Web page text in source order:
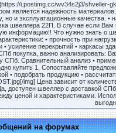
i.postimg.cc/wv34s2j3/shveller-
является надежность
и эксплуатационные качества.
швеллера 22П. В случае если
информацию!! Что нужно знать о
• прочность при
• усиление перекрытий • каркасы
покупка, важно анализировать:
Сравнительный анализ •
купить 1. Сопоставляйте
• подобрать продукцию •
img] Цена зависит от
швеллер с доставкой
ценой и характеристиками.
на форумах